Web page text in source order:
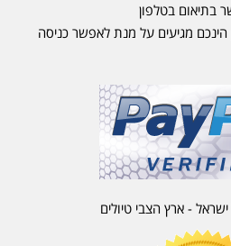
בתיאום בטלפון
מגיעים על מנת לאפשר כניסה
- ארץ הצבי טיולים